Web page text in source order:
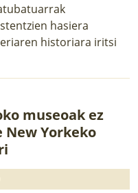
hasiera
historiara iritsi
museoak ez
Yorkeko